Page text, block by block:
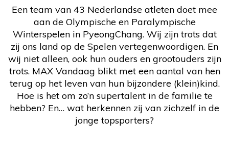
Een team van 43 Nederlandse atleten doet mee
aan de Olympische en Paralympische
Winterspelen in PyeongChang. Wij zijn trots dat
zij ons land op de Spelen vertegenwoordigen. En
wij niet alleen, ook hun ouders en grootouders zijn
trots. MAX Vandaag blikt met een aantal van hen
terug op het leven van hun bijzondere (klein)kind.
Hoe is het om zo’n supertalent in de familie te
hebben? En… wat herkennen zij van zichzelf in de
jonge topsporters?